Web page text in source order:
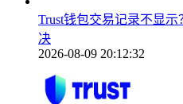
Trust钱包交易记录不显
决
2026-08-09 20:12:32